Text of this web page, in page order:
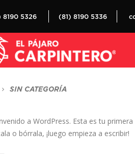
8190 5326 (81) 8190 5336
SIN CATEGORÍA
a WordPress. Esta es tu primera
o bórrala, ¡luego empieza a escribir!